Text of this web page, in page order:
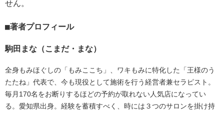
せん。
著者プロフィール
駒田まな（こまだ・まな）
全身もみほぐしの「もみここち」、ワキもみに特化した「王様のう
たたね」代表で、今も現役として施術を行う経営者兼セラピスト。
毎月170名をお断りするほどの予約が取れない人気店になってい
る。愛知県出身。経験を蓄積すべく、時には３つのサロンを掛け持